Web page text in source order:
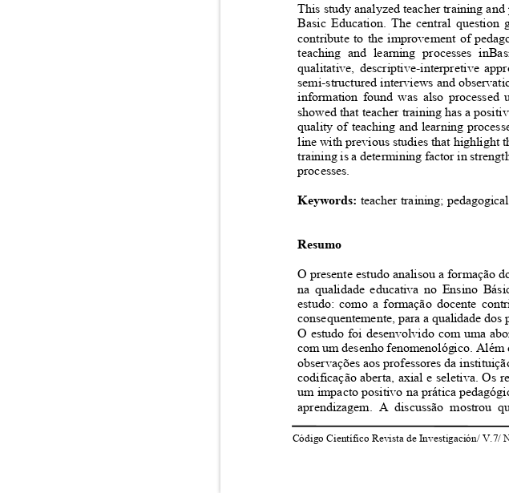
This study analyzed teacher training
Basic Education. The central
contribute to the improvement of
teaching and learning processes
qualitative, descriptive-interpretive
semi-structured interviews and
information found was also
showed that teacher training has a
quality of teaching and learning
line with previous studies that highlight
training is a determining factor in
processes.
Keywords:teacher training;
Resumo
O presente estudo analisou a formação
na qualidade educativa no Ensino
estudo: como a formação docente
consequentemente, para a qualidade
O estudo foi desenvolvido com uma
com um desenho fenomenológico. Além
observações aos professores da
codificação aberta, axial e seletiva. Os
um impacto positivo na prática
aprendizagem. A discussão mostrou
Código Científico Revista de Investigación/ V.7/